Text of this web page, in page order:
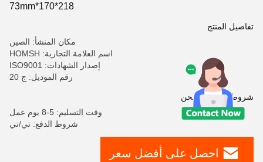
218*170*73mm
تفاصيل المنتج
مكان المنشأ: الصين
اسم العلامة التجارية: HOMSH
إصدار الشهادات: ISO9001
رقم الموديل: ج 20
شروط الدفع والشحن
وقت التسليم: 5-8 يوم عمل
شروط الدفع: تي/تي
احصل على أفضل سعر